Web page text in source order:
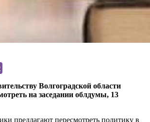
Волгоградской области
на заседании облдумы, 13
предлагают пересмотреть политику в